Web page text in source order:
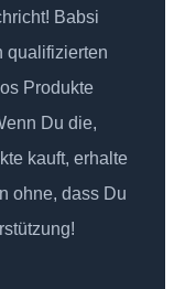
Babsi
qualifizierten
Produkte
Du die,
kauft, erhalte
ohne, dass Du